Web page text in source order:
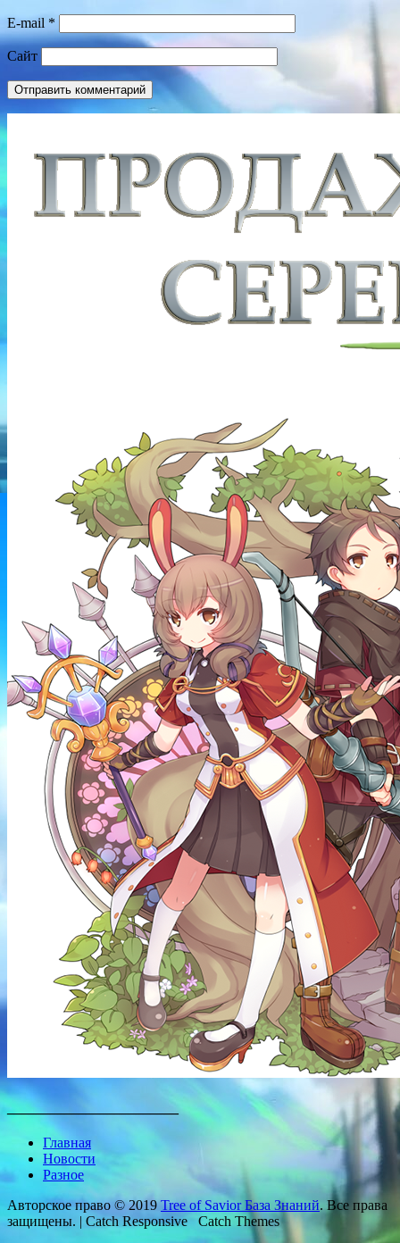
E-mail *
Сайт
________________________
Главная
Новости
Разное
Авторское право © 2019Tree of Savior База Знаний. Все права
защищены. | Catch Responsive Catch Themes